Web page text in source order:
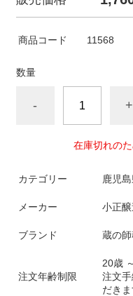
商品コード 11568
数量
- +
在庫切れの
カテゴリー 鹿児
メーカー 小正醸
ブランド 蔵の師
注文年齢制限
20歳 ～
注文
だきま